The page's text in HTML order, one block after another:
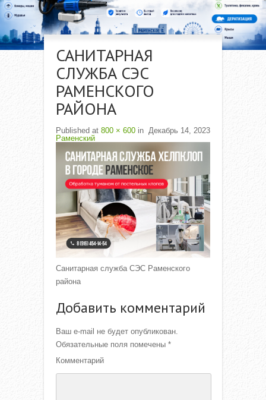
САНИТАРНАЯ
СЛУЖБА СЭС
РАМЕНСКОГО
РАЙОНА
Published Декабрь 14, 2023
at 800 × 600 in
Раменский
Санитарная служба СЭС Раменского
района
Добавить комментарий
Ваш e-mail не будет опубликован.
Обязательные поля помечены *
Комментарий